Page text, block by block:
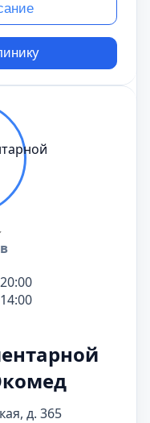
д. 365